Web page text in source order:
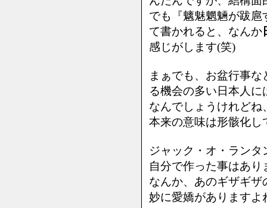
でも『魑魅魍魎が跋扈
て書かれると、なんか
感じがします(笑)
まぁでも、お盆行事
る機会の多い日本人
なんでしょうけれどね
本来の意味は形骸化し
ジャック・オ・ラン
自分で作った事はあり
なんか、あのギザギザ
妙に愛嬌がありますよ